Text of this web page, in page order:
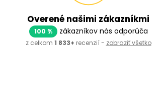
Overené našimi zákazníkmi
100 % zákazníkov nás odporúča
z celkom 1 833+ recenzií - zobraziť všetko